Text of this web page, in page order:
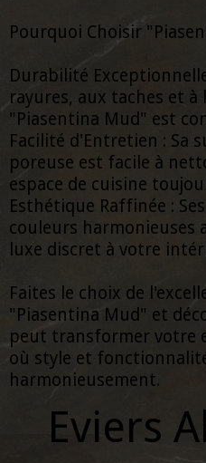
Pourquoi Choisir
Durabilité
rayures, aux taches et
"Piasentina Mud" est
Facilité d'Entretien : Sa
poreuse est facile à
espace de cuisine
Esthétique Raffinée :
couleurs harmonieuses
luxe discret à votre
Faites le choix de
"Piasentina Mud" et
peut transformer votre
où style et
harmonieusement.
Eviers